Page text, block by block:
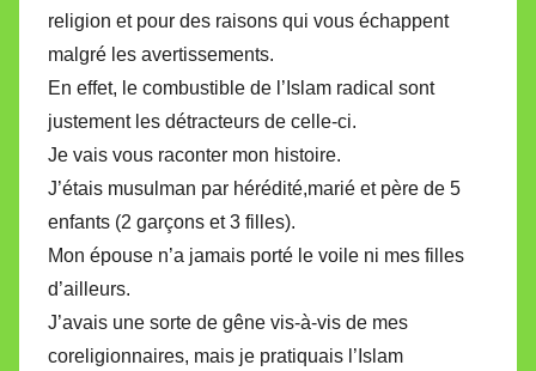
religion et pour des raisons qui vous échappent
malgré les avertissements.
En effet, le combustible de l’Islam radical sont
justement les détracteurs de celle-ci.
Je vais vous raconter mon histoire.
J’étais musulman par hérédité,marié et père de 5
enfants (2 garçons et 3 filles).
Mon épouse n’a jamais porté le voile ni mes filles
d’ailleurs.
J’avais une sorte de gêne vis-à-vis de mes
coreligionnaires, mais je pratiquais l’Islam